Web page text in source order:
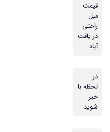
قیمت
مبل
راحتی
در یافت
آباد
در
لحظه با
خبر
شوید